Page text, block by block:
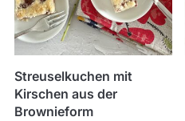
Streuselkuchen mit
Kirschen aus der
Brownieform